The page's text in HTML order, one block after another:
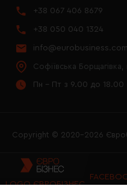
+38 067 406 8679
+38 050 040 1324
Софіївська Борщагівка,
Пн - Пт з 9.00 до 18.00
Copyright © 2020–2026
LOGO ЄВРОБІЗНЕС